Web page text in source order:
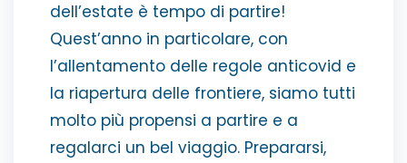
dell’estate è tempo di partire!
Quest’anno in particolare, con
l’allentamento delle regole anticovid e
la riapertura delle frontiere, siamo tutti
molto più propensi a partire e a
regalarci un bel viaggio. Prepararsi,